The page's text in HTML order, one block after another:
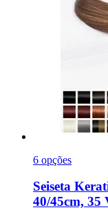
6 opções
Seiseta
40/45cm, 35